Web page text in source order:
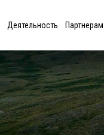
Деятельность Партнерам